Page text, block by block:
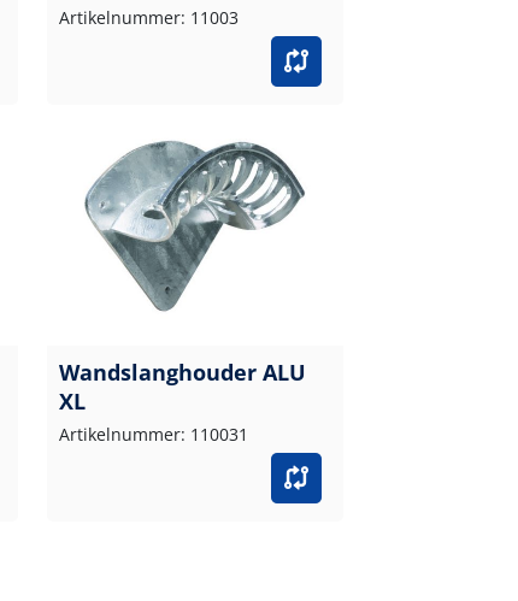
Artikelnummer: 11003
Wandslanghouder ALU
XL
Artikelnummer: 110031